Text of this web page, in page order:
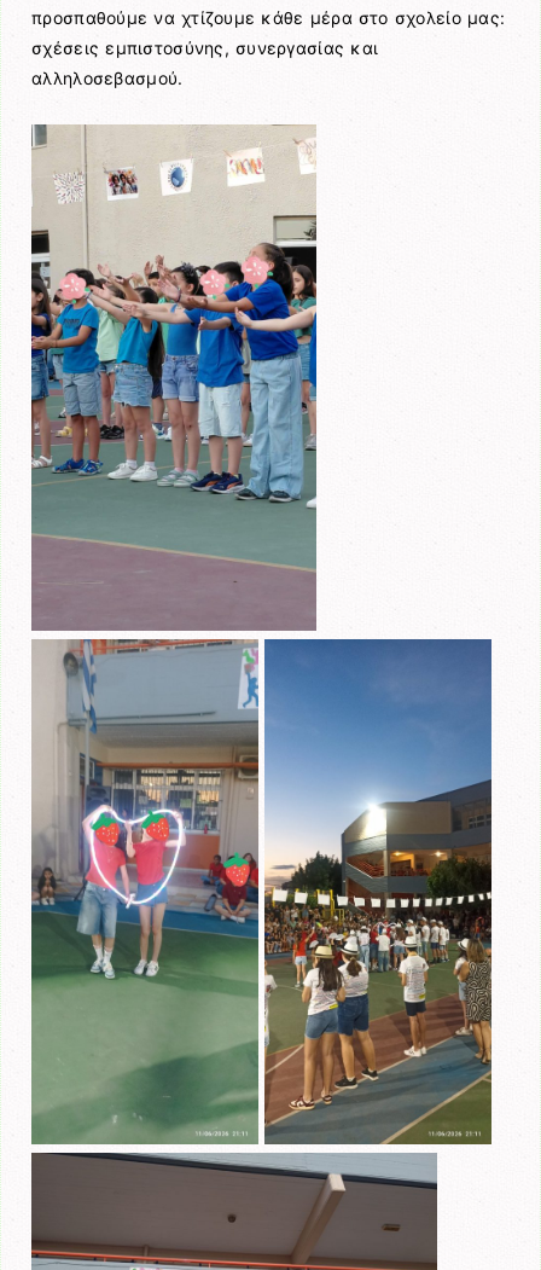
προσπαθούμε να χτίζουμε κάθε μέρα στο σχολείο μας:
σχέσεις εμπιστοσύνης, συνεργασίας και
αλληλοσεβασμού.